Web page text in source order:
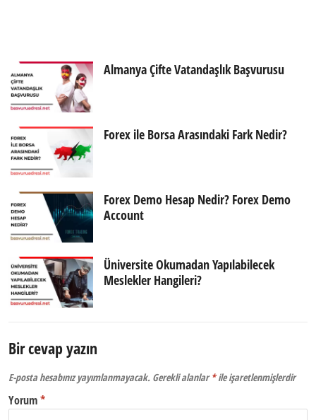
Almanya Çifte Vatandaşlık Başvurusu
Forex ile Borsa Arasındaki Fark Nedir?
Forex Demo Hesap Nedir? Forex Demo
Account
Üniversite Okumadan Yapılabilecek
Meslekler Hangileri?
Bir cevap yazın
E-posta hesabınız yayımlanmayacak. Gerekli alanlar*ile işaretlenmişlerdir
Yorum*